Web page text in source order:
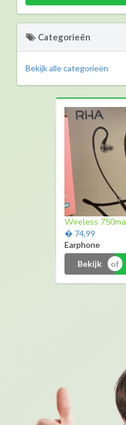
Categorieën
Bekijk alle categorieën
Wireless 750ma
� 74,99
Earphone
Bekijk